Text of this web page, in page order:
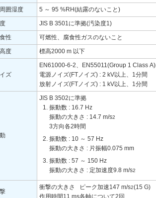
囲湿度
5 ～ 95 %RH(結露のないこと)
JIS B 3501に準拠(汚染度1)
性
可燃性、腐食性ガスのないこと
度
標高2000 m 以下
ズ
EN61000-6-2、EN55011(Group 1 Class
電源ノイズ(FTノイズ) : 2 kV以上、1分間
放射ノイズ(FTノイズ) : 1 kV以上、1分間
JIS B 3502に準拠
振動数 : 16.7 Hz
振動の大きさ : 14.7 m/s2
3方向各2時間
振動数 : 10 ～ 57 Hz
振動の大きさ : 片振幅0.075 mm
振動数 : 57 ～ 150 Hz
振動の大きさ : 定加速度9.8 m/s2
衝撃の大きさ ピーク加速147 m/s2(15 G)